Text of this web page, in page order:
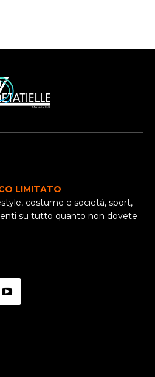
LIMITATO
costume e società, sport,
su tutto quanto non dovete